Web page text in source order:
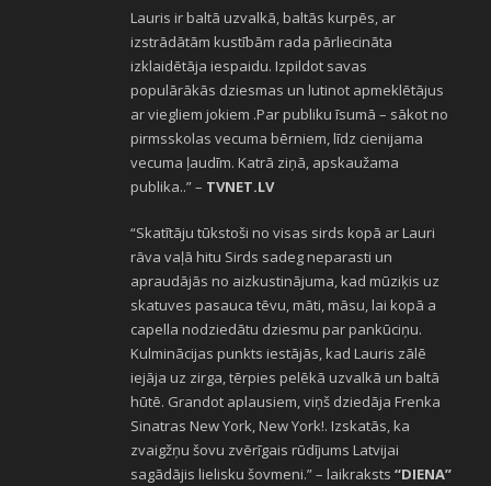
Lauris ir baltā uzvalkā, baltās kurpēs, ar
izstrādātām kustībām rada pārliecināta
izklaidētāja iespaidu. Izpildot savas
populārākās dziesmas un lutinot apmeklētājus
ar viegliem jokiem .Par publiku īsumā – sākot no
pirmsskolas vecuma bērniem, līdz cienijama
vecuma ļaudīm. Katrā ziņā, apskaužama
publika..” – TVNET.LV
“Skatītāju tūkstoši no visas sirds kopā ar Lauri
rāva vaļā hitu Sirds sadeg neparasti un
apraudājās no aizkustinājuma, kad mūziķis uz
skatuves pasauca tēvu, māti, māsu, lai kopā a
capella nodziedātu dziesmu par pankūciņu.
Kulminācijas punkts iestājās, kad Lauris zālē
iejāja uz zirga, tērpies pelēkā uzvalkā un baltā
hūtē. Grandot aplausiem, viņš dziedāja Frenka
Sinatras New York, New York!. Izskatās, ka
zvaigžņu šovu zvērīgais rūdījums Latvijai
sagādājis lielisku šovmeni.” – laikraksts “DIENA”